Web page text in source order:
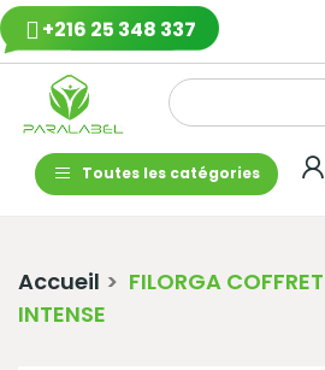
+216 25 348 337
Toutes les catégories
Accueil
FILORGA
INTENSE